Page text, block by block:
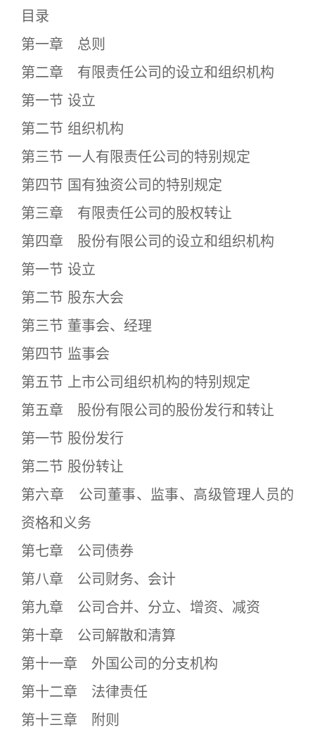
目录
第一章 总则
第二章 有限责任公司的设立和组织机构
第一节 设立
第二节 组织机构
第三节 一人有限责任公司的特别规定
第四节 国有独资公司的特别规定
第三章 有限责任公司的股权转让
第四章 股份有限公司的设立和组织机构
第一节 设立
第二节 股东大会
第三节 董事会、经理
第四节 监事会
第五节 上市公司组织机构的特别规定
第五章 股份有限公司的股份发行和转让
第一节 股份发行
第二节 股份转让
第六章 公司董事、监事、高级管理人员的
资格和义务
第七章 公司债券
第八章 公司财务、会计
第九章 公司合并、分立、增资、减资
第十章 公司解散和清算
第十一章 外国公司的分支机构
第十二章 法律责任
第十三章 附则